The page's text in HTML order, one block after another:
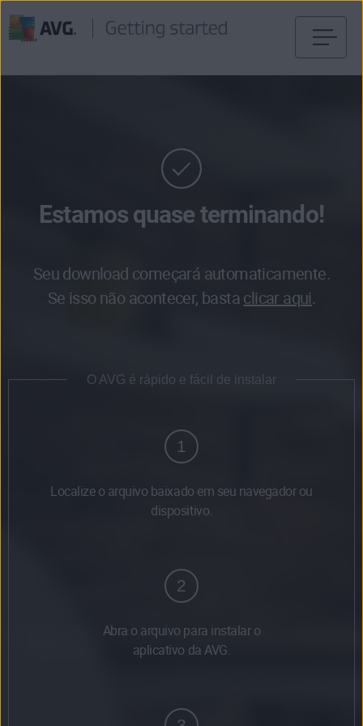
Estamos quase terminando!
Seu download começará automaticamente.
Se isso não acontecer, basta clicar aqui.
O AVG é rápido e fácil de instalar
1
Localize o arquivo baixado em seu navegador ou
dispositivo.
2
Abra o arquivo para instalar o
aplicativo da AVG.